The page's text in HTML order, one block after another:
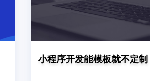
小程序开发能模板就不定制